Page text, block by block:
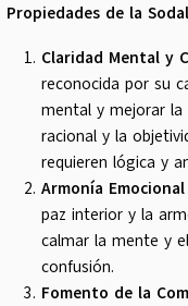
Propiedades de la
Claridad Mental y
reconocida por su
mental y mejorar la
racional y la
requieren lógica y
Armonía
paz interior y la
calmar la mente y
confusión.
Fomento de la